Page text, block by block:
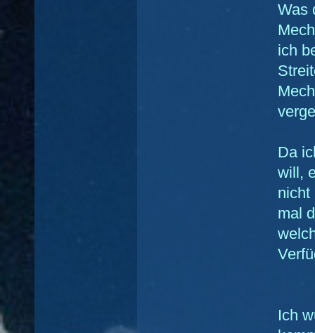
Was
ich
Da
will,
nicht
mal
Ich